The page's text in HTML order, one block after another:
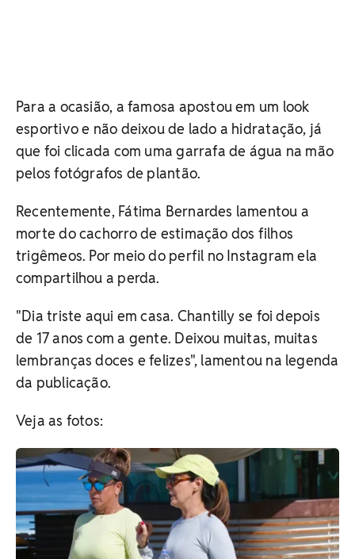
Para a ocasião, a famosa apostou em um look
esportivo e não deixou de lado a hidratação, já
que foi clicada com uma garrafa de água na mão
pelos fotógrafos de plantão.
Recentemente, Fátima Bernardes lamentou a
morte do cachorro de estimação dos filhos
trigêmeos. Por meio do perfil no Instagram ela
compartilhou a perda.
"Dia triste aqui em casa. Chantilly se foi depois
de 17 anos com a gente. Deixou muitas, muitas
lembranças doces e felizes", lamentou na legenda
da publicação.
Veja as fotos: